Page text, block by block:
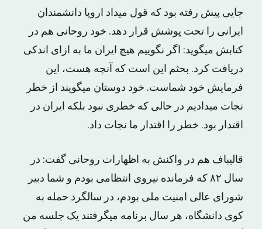
جایی پیش رفته بود که قول میداد اروپا دانشمندان
ایرانی را تحت پوشش قرار دهد. خود روحانی هم در
کتابش میگوید: اگر نگوییم هیچ ایران ما به ازای اندکی
دریافت کرد. بحثم این است که آنچه هست، این
فرمایش خود شماست. خود دوستان میگویند از خطر
نجات میدادیم در حالی که خطری نبود بلکه ایران در
اقتدار بود. خطر را اقتدار ما نجات داد.
قالیباف هم در واکنش به اظهارات روحانی گفت: در
سال ۸۲ که فرمانده نیروی انتظامی بودم و شما دبیر
شورای عالی امنیت ملی بودم، در سالگرد حمله به
کوی دانشگاه، هر سال برنامه میگرفتند یک جلسه من